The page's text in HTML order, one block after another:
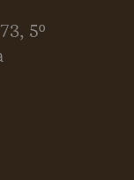
5º